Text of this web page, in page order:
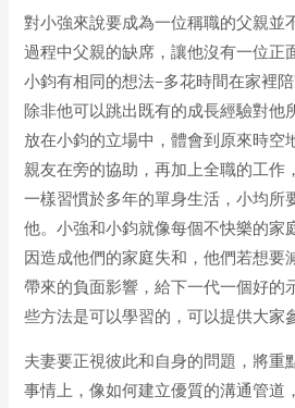
對小強來說要成為一位稱職的父親並
過程中父親的缺席，讓他沒有一位正
小鈞有相同的想法–多花時間在家裡
除非他可以跳出既有的成長經驗對他
放在小鈞的立場中，體會到原來時空
親友在旁的協助，再加上全職的工作
一樣習慣於多年的單身生活，小均所
他。小強和小鈞就像每個不快樂的家
因造成他們的家庭失和，他們若想要
帶來的負面影響，給下一代一個好的
些方法是可以學習的，可以提供大家
夫妻要正視彼此和自身的問題，將重
事情上，像如何建立優質的溝通管道